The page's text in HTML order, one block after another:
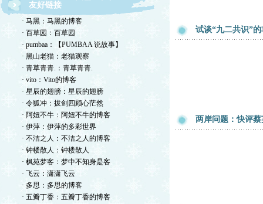
友好链接
· 马黑：马黑的博客
· 百草园：百草园
· pumbaa：【PUMBAA 说故事】
· 黑山老猫：老猫观察
· 青草青青.：青草青青.
· vito：Vito的博客
· 星辰的翅膀：星辰的翅膀
· 令狐冲：拔剑四顾心茫然
· 阿妞不牛：阿妞不牛的博客
· 伊萍：伊萍的多彩世界
· 不洁之人：不洁之人的博客
· 钟楼散人：钟楼散人
· 枫苑梦客：梦中不知身是客
· 飞云：潇潇飞云
· 多思：多思的博客
· 五瓣丁香：五瓣丁香的博客
试谈“九二共识”
两岸问题：快评